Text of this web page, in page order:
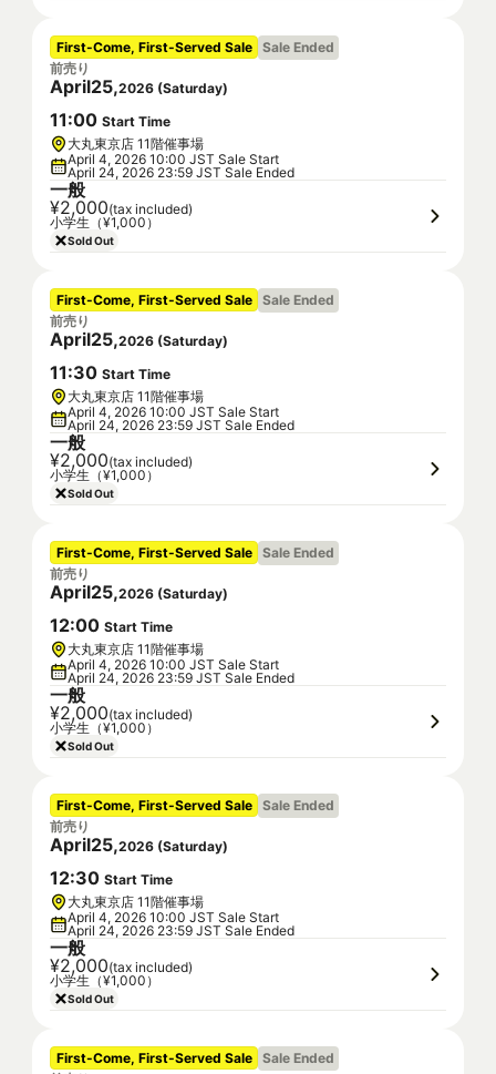
First-Come, First-Served Sale Sale Ended
前売り
April25,2026 (Saturday)
11:00 Start Time
大丸東京店 11階催事場
April 4, 2026 10:00 JST Sale Start
April 24, 2026 23:59 JST Sale Ended
一般
¥2,000(tax included)
小学生（¥1,000）
Sold Out
First-Come, First-Served Sale Sale Ended
前売り
April25,2026 (Saturday)
11:30 Start Time
大丸東京店 11階催事場
April 4, 2026 10:00 JST Sale Start
April 24, 2026 23:59 JST Sale Ended
一般
¥2,000(tax included)
小学生（¥1,000）
Sold Out
First-Come, First-Served Sale Sale Ended
前売り
April25,2026 (Saturday)
12:00 Start Time
大丸東京店 11階催事場
April 4, 2026 10:00 JST Sale Start
April 24, 2026 23:59 JST Sale Ended
一般
¥2,000(tax included)
小学生（¥1,000）
Sold Out
First-Come, First-Served Sale Sale Ended
前売り
April25,2026 (Saturday)
12:30 Start Time
大丸東京店 11階催事場
April 4, 2026 10:00 JST Sale Start
April 24, 2026 23:59 JST Sale Ended
一般
¥2,000(tax included)
小学生（¥1,000）
Sold Out
First-Come, First-Served Sale Sale Ended